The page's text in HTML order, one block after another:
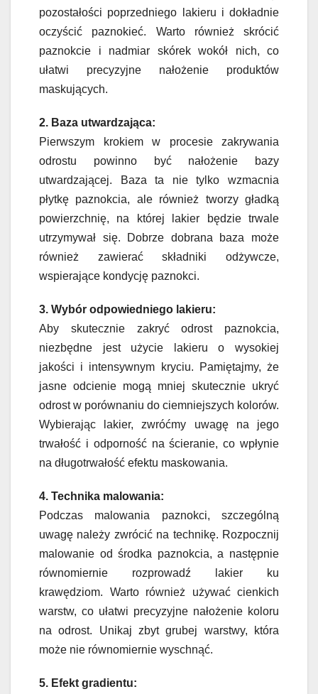
pozostałości poprzedniego lakieru i dokładnie
oczyścić paznokieć. Warto również skrócić
paznokcie i nadmiar skórek wokół nich, co
ułatwi precyzyjne nałożenie produktów
maskujących.
2. Baza utwardzająca:
Pierwszym krokiem w procesie zakrywania
odrostu powinno być nałożenie bazy
utwardzającej. Baza ta nie tylko wzmacnia
płytkę paznokcia, ale również tworzy gładką
powierzchnię, na której lakier będzie trwale
utrzymywał się. Dobrze dobrana baza może
również zawierać składniki odżywcze,
wspierające kondycję paznokci.
3. Wybór odpowiedniego lakieru:
Aby skutecznie zakryć odrost paznokcia,
niezbędne jest użycie lakieru o wysokiej
jakości i intensywnym kryciu. Pamiętajmy, że
jasne odcienie mogą mniej skutecznie ukryć
odrost w porównaniu do ciemniejszych kolorów.
Wybierając lakier, zwróćmy uwagę na jego
trwałość i odporność na ścieranie, co wpłynie
na długotrwałość efektu maskowania.
4. Technika malowania:
Podczas malowania paznokci, szczególną
uwagę należy zwrócić na technikę. Rozpocznij
malowanie od środka paznokcia, a następnie
równomiernie rozprowadź lakier ku
krawędziom. Warto również używać cienkich
warstw, co ułatwi precyzyjne nałożenie koloru
na odrost. Unikaj zbyt grubej warstwy, która
może nie równomiernie wyschnąć.
5. Efekt gradientu: